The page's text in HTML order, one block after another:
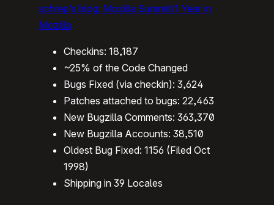
schrep’s blog: Mozilla Summit/1 Year in
Mozilla
Checkins: 18,187
~25% of the Code Changed
Bugs Fixed (via checkin): 3,624
Patches attached to bugs: 22,463
New Bugzilla Comments: 363,370
New Bugzilla Accounts: 38,510
Oldest Bug Fixed: 1156 (Filed Oct
1998)
Shipping in 39 Locales